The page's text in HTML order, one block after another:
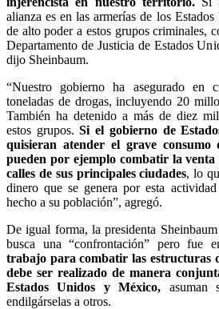
alianza es en las armerías de los
de alto poder a estos grupos criminales,
Departamento de Justicia de Estados
dijo Sheinbaum.
“Nuestro gobierno ha asegurado en
toneladas de drogas, incluyendo 20
También ha detenido a más de diez
estos grupos.Si el gobierno de
quisieran atender el grave
pueden por ejemplo combatir la venta
calles de sus principales ciudades, lo
dinero que se genera por esta
hecho a su población”, agregó.
De igual forma, la presidenta
busca una “confrontación” pero fue
trabajo para combatir las estructuras
debe ser realizado de manera
Estados Unidos y México, asuman
endilgárselas a otros.